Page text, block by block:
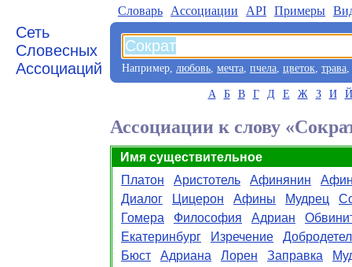
Сеть
Словесных
Ассоциаций
Словарь Aссоциации API Примеры
Например, любовь, мечта, пчела, цветок, трава,
А Б В Г Д Е Ж З И Й
Ассоциации к слову
Имя существительное
Платон
Аристотель Афинянин
Диалог
Цицерон Афины Мудрец
Гомера
Философия Адриан
Екатеринбург
Изречение
Бюст
Адриана Лорен Заправка